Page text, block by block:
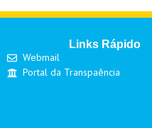
Links Rápido
Webmail
Portal da Transpaência